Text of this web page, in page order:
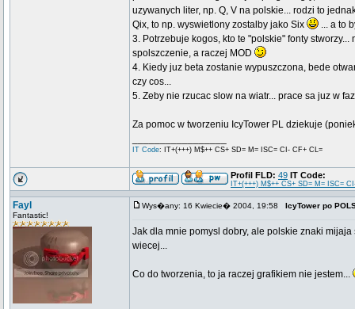
uzywanych liter, np. Q, V na polskie... rodzi to
Qix, to np. wyswietlony zostalby jako Six
... a to
3. Potrzebuje kogos, kto te "polskie" fonty
spolszczenie, a raczej MOD
4. Kiedy juz beta zostanie wypuszczona, bede
czy cos...
5. Zeby nie rzucac slow na wiatr... prace sa juz w
Za pomoc w tworzeniu IcyTower PL dziekuje
IT Code: IT+(+++) M$++ CS+ SD= M= ISC= CI- CF+ CL=
Profil FLD: 49 IT Code:
IT+(+++) M$++ CS+ SD= M= ISC=
Fayl
Fantastic!
Wys�any: 16 Kwiecie� 2004, 19:58 IcyTower po
Jak dla mnie pomysl dobry, ale polskie znaki
wiecej...
Co do tworzenia, to ja raczej grafikiem nie jestem...